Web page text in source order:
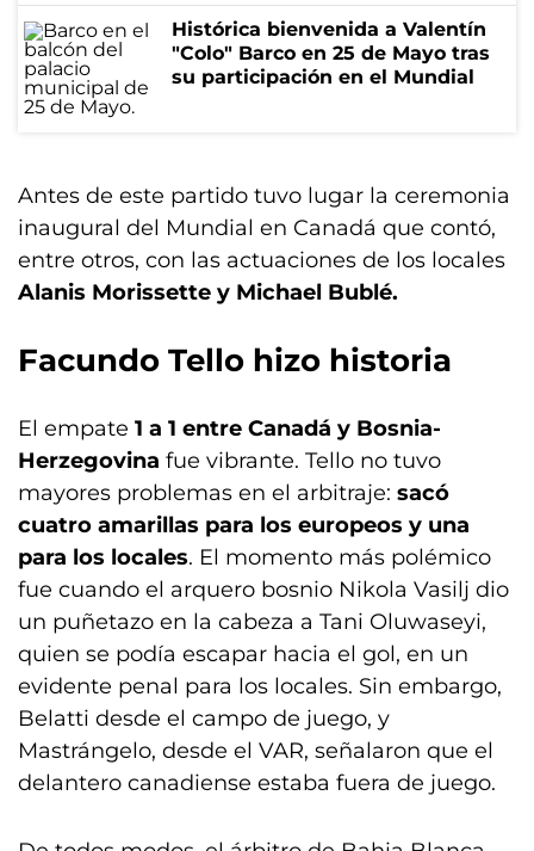
Histórica bienvenida a Valentín
"Colo" Barco en 25 de Mayo tras
su participación en el Mundial
Antes de este partido tuvo lugar la ceremonia
inaugural del Mundial en Canadá que contó,
entre otros, con las actuaciones de los locales
Alanis Morissette y Michael Bublé.
Facundo Tello hizo historia
El empate 1 a 1 entre Canadá y Bosnia-
Herzegovina fue vibrante. Tello no tuvo
mayores problemas en el arbitraje: sacó
cuatro amarillas para los europeos y una
para los locales. El momento más polémico
fue cuando el arquero bosnio Nikola Vasilj dio
un puñetazo en la cabeza a Tani Oluwaseyi,
quien se podía escapar hacia el gol, en un
evidente penal para los locales. Sin embargo,
Belatti desde el campo de juego, y
Mastrángelo, desde el VAR, señalaron que el
delantero canadiense estaba fuera de juego.